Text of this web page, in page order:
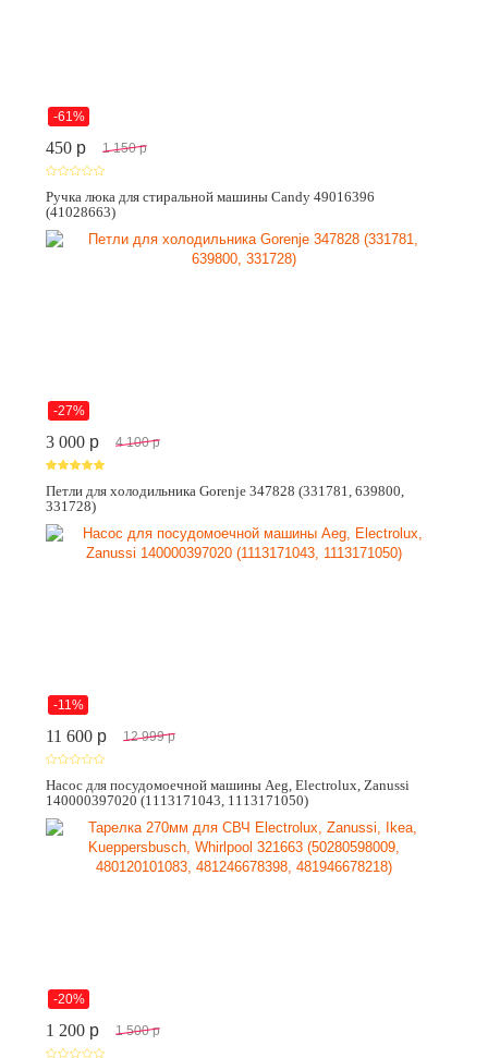
-61%
450 p 1 150 p
Ручка люка для стиральной машины Candy 49016396
(41028663)
-27%
3 000 p 4 100 p
Петли для холодильника Gorenje 347828 (331781, 639800,
331728)
-11%
11 600 p 12 999 p
Насос для посудомоечной машины Aeg, Electrolux, Zanussi
140000397020 (1113171043, 1113171050)
-20%
1 200 p 1 500 p